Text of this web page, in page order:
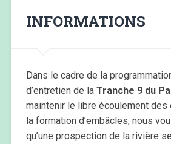
INFORMATIONS
Dans le cadre de la
d’entretien de la Tranche 9 du
maintenir le libre écoulement des
la formation d’embâcles, nous
qu’une prospection de la rivière